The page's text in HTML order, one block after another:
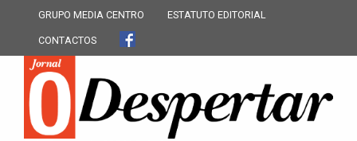
GRUPO MEDIA CENTRO ESTATUTO EDITORIAL
CONTACTOS